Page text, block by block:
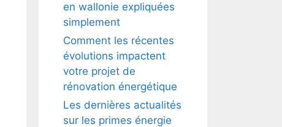
en wallonie expliquées
simplement
Comment les récentes
évolutions impactent
votre projet de
rénovation énergétique
Les dernières actualités
sur les primes énergie